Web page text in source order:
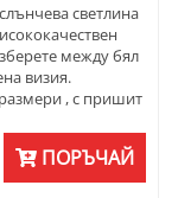
светлина
между бял
визия.
, с пришит
с
мотиви на
ПОРЪЧАЙ